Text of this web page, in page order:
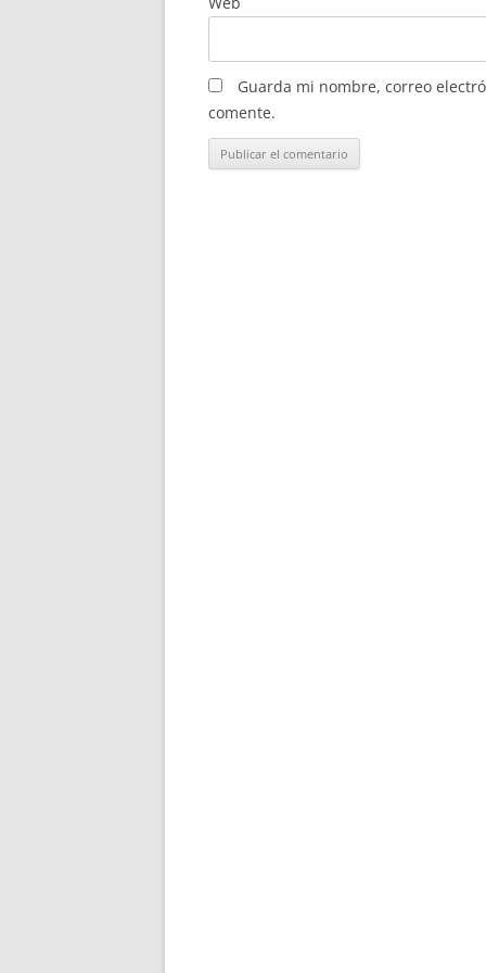
Guarda mi nombre, correo
comente.